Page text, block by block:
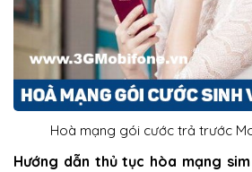
Hoà mạng gói cước trả trước
Hướng dẫn thủ tục hòa mạng